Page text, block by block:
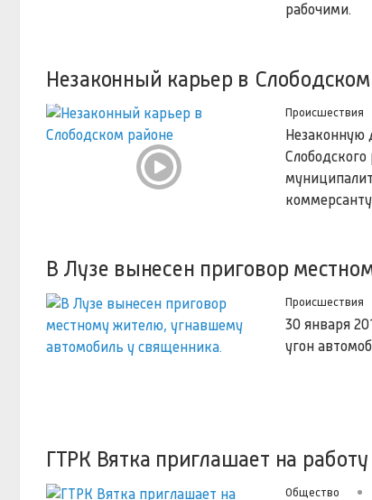
рабочими.
Незаконный карьер в
Происшествия
Незаконную
В Лузе вынесен приговор
Происшествия
30 января
угон
ГТРК Вятка приглашает на
Общество